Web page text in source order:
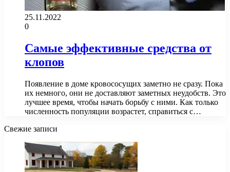
25.11.2022
0
Самые эффективные средства от
клопов
Появление в доме кровососущих заметно не сразу. Пока
их немного, они не доставляют заметных неудобств. Это
лучшее время, чтобы начать борьбу с ними. Как только
численность популяции возрастет, справиться с…
Свежие записи